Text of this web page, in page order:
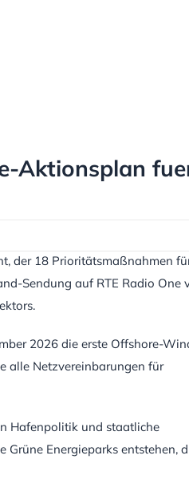
Aktionsplan
der 18 Prioritätsmaßnahmen
Sendung auf RTE Radio One
2026 die erste Offshore-
alle Netzvereinbarungen für
Hafenpolitik und staatliche
Energieparks entstehen,